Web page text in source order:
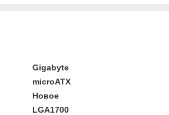
Gigabyte
microATX
Новое
LGA1700